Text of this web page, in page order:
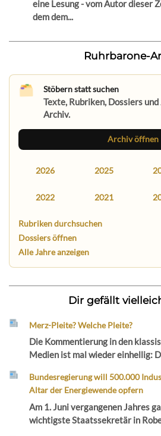
eine Lesung - vom Autor dieser
dem dem...
Ruhrbarone-
Stöbern statt suchen
Texte, Rubriken, Dossiers
Archiv.
Archiv öffnen
2026 2025
2022 2021
Rubriken durchsuchen
Dossiers öffnen
Alle Jahre anzeigen
Dir gefällt
Merz-Pleite? Welche Pleite?
Die Kommentierung in den
Medien ist mal wieder einhellig:
Bundesregierung will 500.000
Altar der Energiewende opfern
Am 1. Juni vergangenen Jahres
wichtigste Staatssekretär in